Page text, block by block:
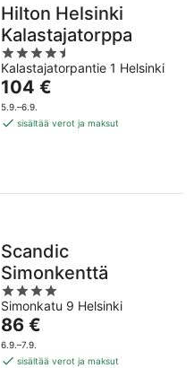
Hilton Helsinki
Kalastajatorppa
4.5
out
of
5
Kalastajatorpantie 1 Helsinki
Hinta
on
104 €
104 €
5.9.–6.9.
sisältää verot ja maksut
Scandic
Simonkenttä
4
out
of
5
Simonkatu 9 Helsinki
Hinta
on
86 €
86 €
6.9.–7.9.
sisältää verot ja maksut